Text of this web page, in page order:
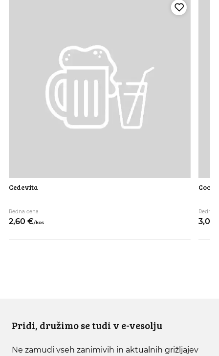
Cedevita
Redna cena
2,60 €/kos
Coca
Redna
3,00
Pridi, družimo se tudi v e-vesolju
Ne zamudi vseh zanimivih in aktualnih grižljajev